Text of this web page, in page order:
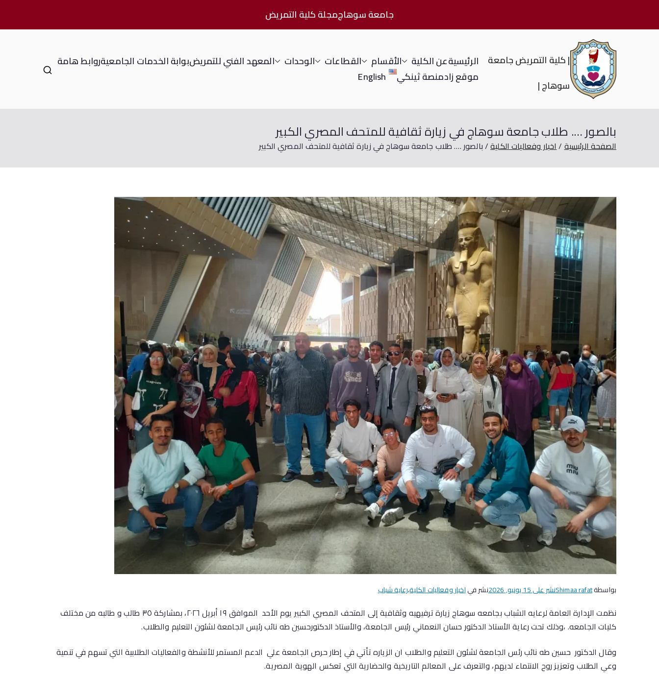
جامعة سوهاجمجلة كلية التمريض
| كلية التمريض جامعة
سوهاج |
الرئيسيةعن الكلية الأقسام القطاعات الوحدات المعهد الفني للتمريضبوابة الخدمات الجامعيةروابط هامة
موقع زادمنصة ثينكي English
بالصور …. طلاب جامعة سوهاج في زيارة ثقافية للمتحف المصري الكبير
الصفحة الرئيسية اخبار وفعاليات الكلية بالصور …. طلاب جامعة سوهاج في زيارة ثقافية للمتحف المصري الكبير
بواسطةShimaa rafatنشر على15 يونيو, 2026 نشر فياخبار وفعاليات الكلية،رعاية شباب
نظمت الإدارة العامة لرعايه الشباب بجامعه سوهاج زيارة ترفيهيه وثقافية إلى المتحف المصري الكبير يوم الأحد الموافق ١٩ أبريل ٢٠٢٦، بمشاركة ٣٥ طالب و طالبه من مختلف
كليات الجامعه. ،وذلك تحت رعاية الأستاذ الدكتور حسان النعماني رئيس الجامعة، والأستاذ الدكتورحسين طه نائب رئيس الجامعة لشئون التعليم والطلاب.
وقال الدكتور حسين طه نائب رئس الجامعة لشئون التعليم والطلاب ان الزياره تأتي في إطار حرص الجامعة علي الدعم المستمر للأنشطة والفعاليات الطلابية التي تسهم في تنمية
وعي الطلاب وتعزيز روح الانتماء لديهم، والتعرف على المعالم التاريخية والحضارية التي تعكس الهوية المصرية.